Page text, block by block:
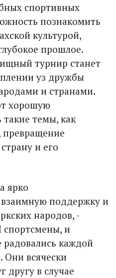
спортивных
познакомить
культурой,
прошлое.
турнир станет
уз дружбы
и странами.
хорошую
темы, как
превращение
и его
ярко
поддержку и
народов, -
спортсмены, и
каждой
Они всячески
другу в случае